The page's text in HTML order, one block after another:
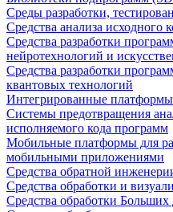
Среды разработки,
Средства анализа исходного
Средства разработки
нейротехнологий и
Средства разработки
квантовых технологий
Интегрированные
Системы предотвращения
исполняемого кода программ
Мобильные платформы для
мобильными приложениями
Средства обратной
Средства обработки и
Средства обработки